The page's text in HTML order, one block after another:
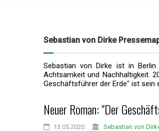
Sebastian von Dirke
Sebastian von Dirke ist in
Achtsamkeit und Nachhaltigkeit.
Geschäftsführer der Erde" ist sein
Neuer Roman: "Der
13.05.2020 Sebastian von